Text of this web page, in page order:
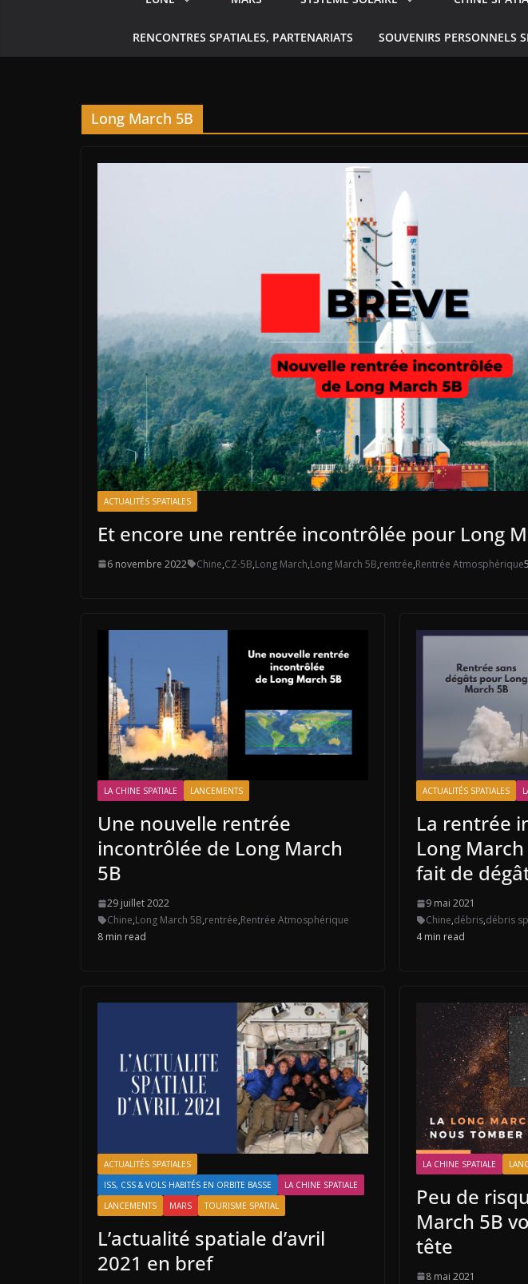
RENCONTRES SPATIALES, PARTENARIATS SOUVENIRS PERSONNELS
Long March 5B
ACTUALITÉS SPATIALES
Et encore une rentrée incontrôlée pour Long
6 novembre 2022 Chine,CZ-5B,Long March,Long March 5B,rentrée,Rentrée Atmosphérique
LA CHINE SPATIALE LANCEMENTS
Une nouvelle rentrée
incontrôlée de Long March
5B
29 juillet 2022
Chine,Long March 5B,rentrée,Rentrée Atmosphérique
8 min read
ACTUALITÉS SPATIALES
La rentrée
Long March
fait de
9 mai 2021
Chine,débris,débris
4 min read
ACTUALITÉS SPATIALES
ISS, CSS & VOLS HABITÉS EN ORBITE BASSE
LA CHINE SPATIALE
LANCEMENTS
MARS TOURISME SPATIAL
L’actualité spatiale d’avril
2021 en bref
LA CHINE SPATIALE
Peu de
March 5B
tête
8 mai 2021